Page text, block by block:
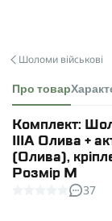
Шоломи військові
Про товар
Комплект:
IIIA Олива +
(Олива),
Розмір M
37